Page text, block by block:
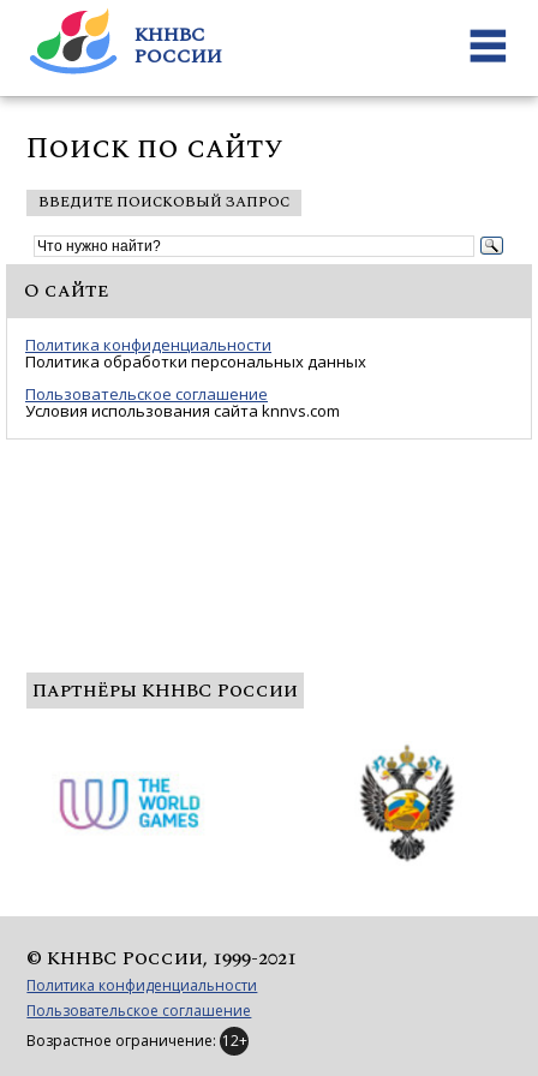
КННВС
РОССИИ
Поиск по сайту
ВВЕДИТЕ ПОИСКОВЫЙ ЗАПРОС
О сайте
Политика конфиденциальности
Политика обработки персональных данных
Пользовательское соглашение
Условия использования сайта knnvs.com
Партнёры КННВС России
© КННВС России, 1999-2021
Политика конфиденциальности
Пользовательское соглашение
Возрастное ограничение:12+